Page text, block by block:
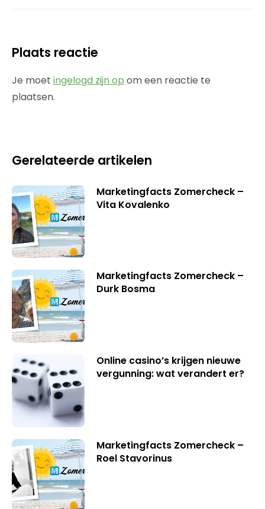
Plaats reactie
Je moet ingelogd zijn op om een reactie te
plaatsen.
Gerelateerde artikelen
Marketingfacts Zomercheck –
Vita Kovalenko
Marketingfacts Zomercheck –
Durk Bosma
Online casino’s krijgen nieuwe
vergunning: wat verandert er?
Marketingfacts Zomercheck –
Roel Stavorinus